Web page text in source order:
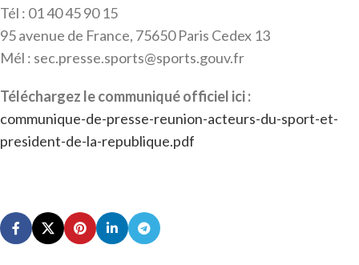
Tél : 01 40 45 90 15
95 avenue de France, 75650 Paris Cedex 13
Mél : sec.presse.sports@sports.gouv.fr
Téléchargez le communiqué officiel ici :
communique-de-presse-reunion-acteurs-du-sport-et-
president-de-la-republique.pdf